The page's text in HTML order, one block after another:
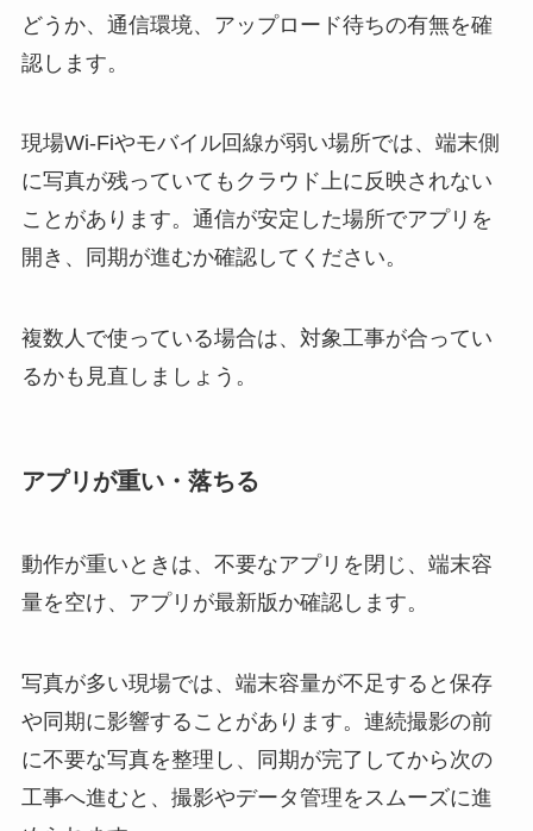
どうか、通信環境、アップロード待ちの有無を確
認します。
現場Wi-Fiやモバイル回線が弱い場所では、端末側
に写真が残っていてもクラウド上に反映されない
ことがあります。通信が安定した場所でアプリを
開き、同期が進むか確認してください。
複数人で使っている場合は、対象工事が合ってい
るかも見直しましょう。
アプリが重い・落ちる
動作が重いときは、不要なアプリを閉じ、端末容
量を空け、アプリが最新版か確認します。
写真が多い現場では、端末容量が不足すると保存
や同期に影響することがあります。連続撮影の前
に不要な写真を整理し、同期が完了してから次の
工事へ進むと、撮影やデータ管理をスムーズに進